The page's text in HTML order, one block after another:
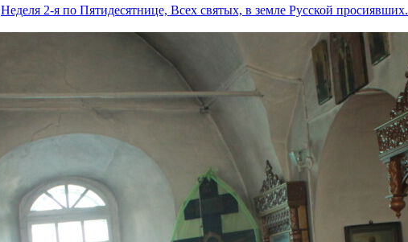
Неделя 2-я по Пятидесятнице, Всех святых, в земле Русской просиявших.